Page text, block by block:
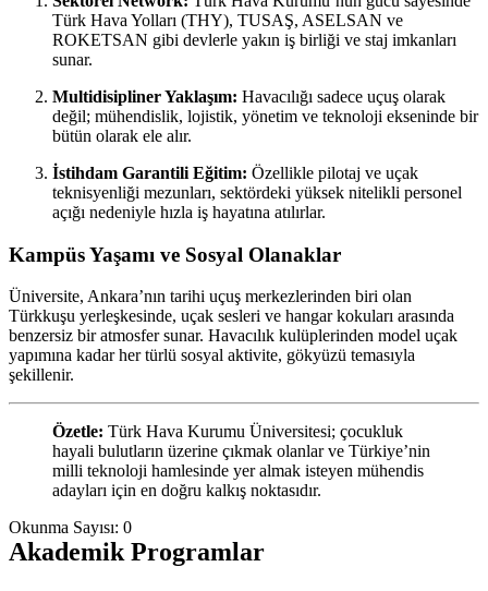
Türk Hava Yolları (THY), TUSAŞ, ASELSAN ve
ROKETSAN gibi devlerle yakın iş birliği ve staj imkanları
sunar.
Multidisipliner Yaklaşım: Havacılığı sadece uçuş olarak
değil; mühendislik, lojistik, yönetim ve teknoloji ekseninde bir
bütün olarak ele alır.
İstihdam Garantili Eğitim: Özellikle pilotaj ve uçak
teknisyenliği mezunları, sektördeki yüksek nitelikli personel
açığı nedeniyle hızla iş hayatına atılırlar.
Kampüs Yaşamı ve Sosyal Olanaklar
Üniversite, Ankara’nın tarihi uçuş merkezlerinden biri olan
Türkkuşu yerleşkesinde, uçak sesleri ve hangar kokuları arasında
benzersiz bir atmosfer sunar. Havacılık kulüplerinden model uçak
yapımına kadar her türlü sosyal aktivite, gökyüzü temasıyla
şekillenir.
Özetle: Türk Hava Kurumu Üniversitesi; çocukluk
hayali bulutların üzerine çıkmak olanlar ve Türkiye’nin
milli teknoloji hamlesinde yer almak isteyen mühendis
adayları için en doğru kalkış noktasıdır.
Okunma Sayısı: 0
Akademik Programlar